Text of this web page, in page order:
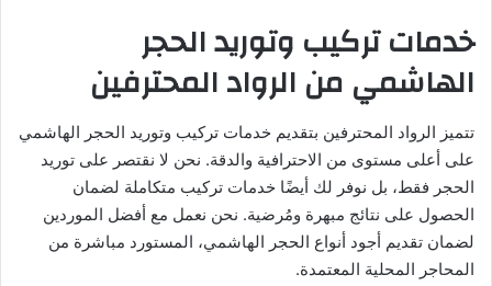
خدمات تركيب وتوريد الحجر
الهاشمي من الرواد المحترفين
تتميز الرواد المحترفين بتقديم خدمات تركيب وتوريد الحجر الهاشمي
على أعلى مستوى من الاحترافية والدقة. نحن لا نقتصر على توريد
الحجر فقط، بل نوفر لك أيضًا خدمات تركيب متكاملة لضمان
الحصول على نتائج مبهرة ومُرضية. نحن نعمل مع أفضل الموردين
لضمان تقديم أجود أنواع الحجر الهاشمي، المستورد مباشرة من
المحاجر المحلية المعتمدة.